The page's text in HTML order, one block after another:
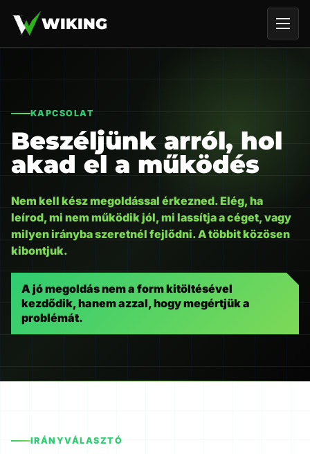
WIKING
KAPCSOLAT
Beszéljünk arról, hol
akad el a működés
Nem kell kész megoldással érkezned. Elég, ha
leírod, mi nem működik jól, mi lassítja a céget, vagy
milyen irányba szeretnél fejlődni. A többit közösen
kibontjuk.
A jó megoldás nem a form kitöltésével
kezdődik, hanem azzal, hogy megértjük a
problémát.
IRÁNYVÁLASZTÓ